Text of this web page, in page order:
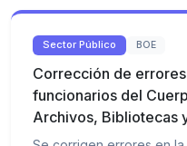
Sector Público BOE
Corrección de
funcionarios del
Archivos, Bibliotecas